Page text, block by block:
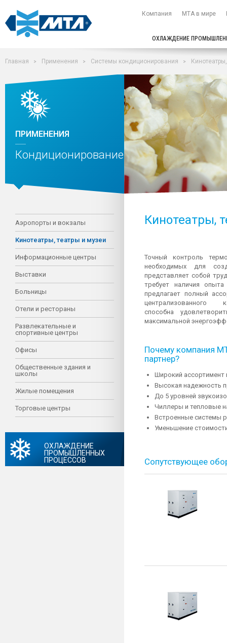
ОХЛАЖДЕНИЕ
Компания МТА в мире
Главная Применения Системы кондиционирования
ПРИМЕНЕНИЯ
Кондиционирование
Аэропорты и вокзалы
Кинотеатры, театры и музеи
Информационные центры
Выставки
Больницы
Отели и рестораны
Развлекательные и
спортивные центры
Офисы
Общественные здания и
школы
Жилые помещения
Торговые центры
ОХЛАЖДЕНИЕ
ПРОМЫШЛЕННЫХ
ПРОЦЕССОВ
Кинотеатры,
Точный контроль
необходимых для
представляет собой
требует наличия
предлагает полный
централизованного
способна
максимальной
Почему компания
партнер?
Широкий ассортимент
Высокая надежность
До 5 уровней
Чиллеры и тепловые
Встроенные системы
Уменьшение
Сопутствующее